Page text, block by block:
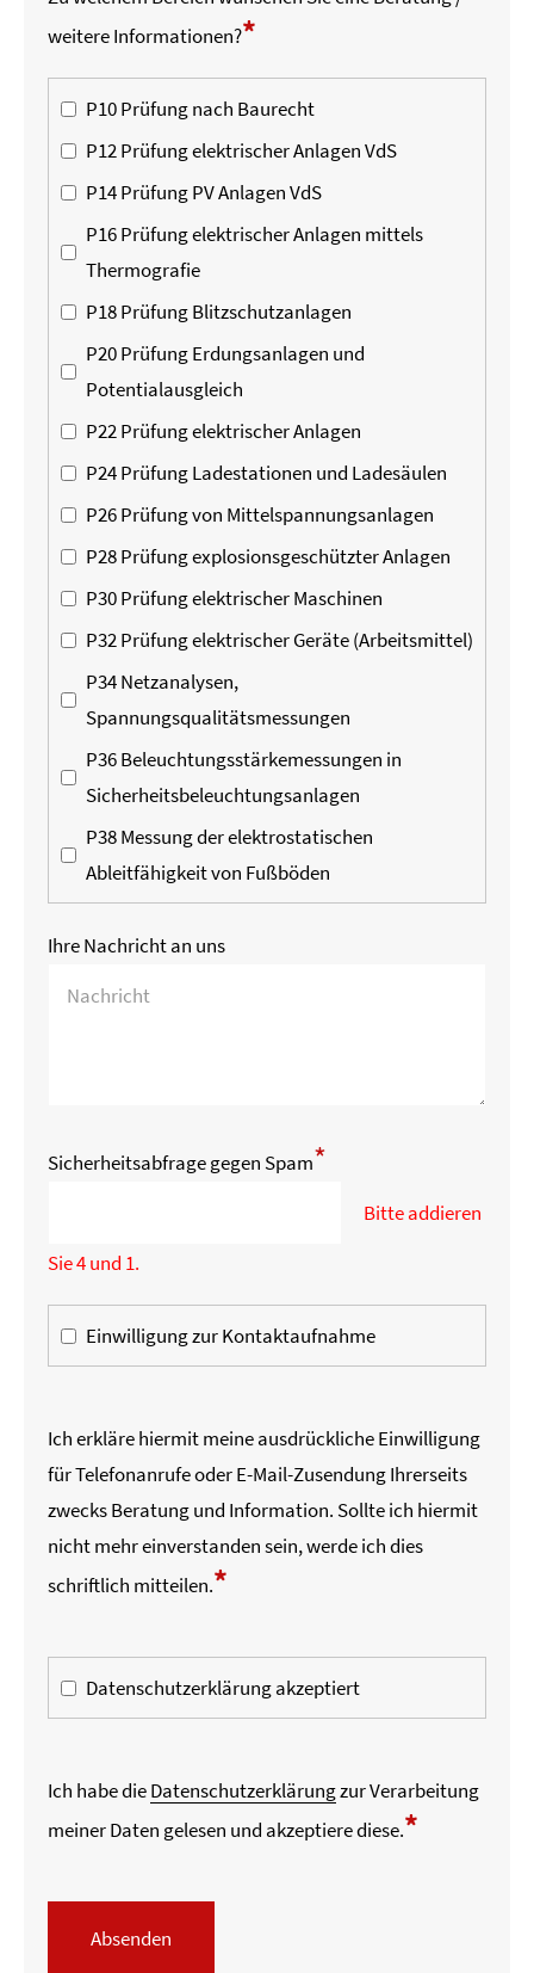
weitere Informationen?*
P10 Prüfung nach Baurecht
P12 Prüfung elektrischer Anlagen VdS
P14 Prüfung PV Anlagen VdS
P16 Prüfung elektrischer Anlagen mittels
Thermografie
P18 Prüfung Blitzschutzanlagen
P20 Prüfung Erdungsanlagen und
Potentialausgleich
P22 Prüfung elektrischer Anlagen
P24 Prüfung Ladestationen und Ladesäulen
P26 Prüfung von Mittelspannungsanlagen
P28 Prüfung explosionsgeschützter Anlagen
P30 Prüfung elektrischer Maschinen
P32 Prüfung elektrischer Geräte (Arbeitsmittel)
P34 Netzanalysen,
Spannungsqualitätsmessungen
P36 Beleuchtungsstärkemessungen in
Sicherheitsbeleuchtungsanlagen
P38 Messung der elektrostatischen
Ableitfähigkeit von Fußböden
Ihre Nachricht an uns
Sicherheitsabfrage gegen Spam*
Bitte addieren
Sie 4 und 1.
Einwilligung zur Kontaktaufnahme
Ich erkläre hiermit meine ausdrückliche Einwilligung
für Telefonanrufe oder E-Mail-Zusendung Ihrerseits
zwecks Beratung und Information. Sollte ich hiermit
nicht mehr einverstanden sein, werde ich dies
schriftlich mitteilen.*
Datenschutzerklärung akzeptiert
Ich habe dieDatenschutzerklärungzur Verarbeitung
meiner Daten gelesen und akzeptiere diese.*
Absenden